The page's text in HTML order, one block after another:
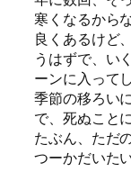
寒くなるから
良くあるけど
うはずで、い
ーンに入って
季節の移ろい
で、死ぬこと
たぶん、ただ
つーかだいた